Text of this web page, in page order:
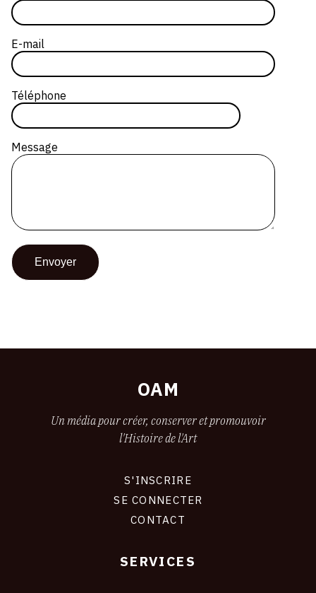
E-mail
Téléphone
Message
OAM
Un média pour créer, conserver et promouvoir
l'Histoire de l'Art
S'INSCRIRE
SE CONNECTER
CONTACT
SERVICES